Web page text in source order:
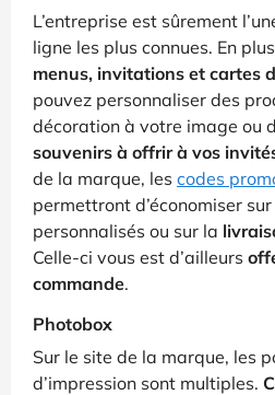
L’entreprise est sûrement
ligne les plus connues. En
menus, invitations et cartes
pouvez personnaliser des
décoration à votre image ou
souvenirs à offrir à vos
de la marque, les codes
permettront d’économiser
personnalisés ou sur la
Celle-ci vous est d’ailleurs
commande.
Photobox
Sur le site de la marque, les
d’impression sont multiples.